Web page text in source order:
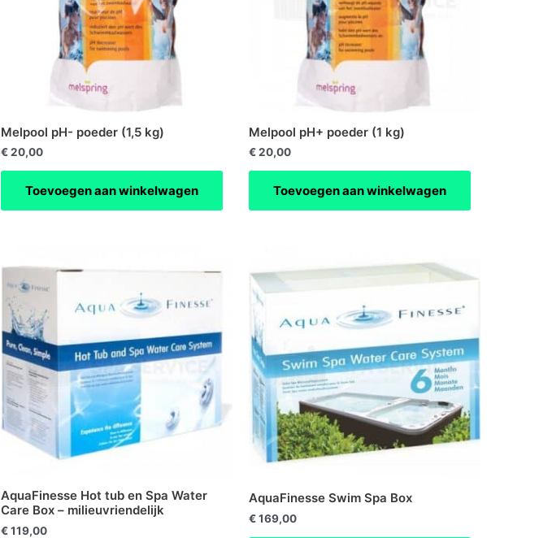
Melpool pH- poeder (1,5 kg)
€20,00
Toevoegen aan winkelwagen
Melpool pH+ poeder (1 kg)
€20,00
Toevoegen aan winkelwagen
AquaFinesse Hot tub en Spa Water
Care Box – milieuvriendelijk
€119,00
AquaFinesse Swim Spa Box
€169,00